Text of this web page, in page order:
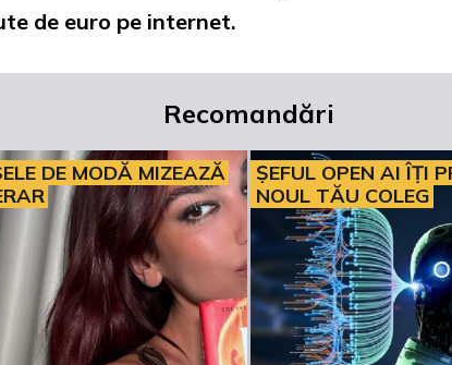
de euro pe internet.
Recomandări
DE MODĂ MIZEAZĂ
ȘEFUL OPEN AI ÎȚI
NOUL TĂU COLEG